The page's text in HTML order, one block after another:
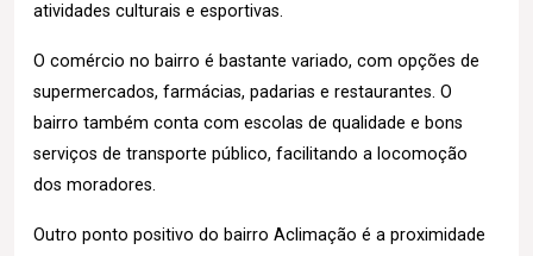
atividades culturais e esportivas.
O comércio no bairro é bastante variado, com opções de
supermercados, farmácias, padarias e restaurantes. O
bairro também conta com escolas de qualidade e bons
serviços de transporte público, facilitando a locomoção
dos moradores.
Outro ponto positivo do bairro Aclimação é a proximidade